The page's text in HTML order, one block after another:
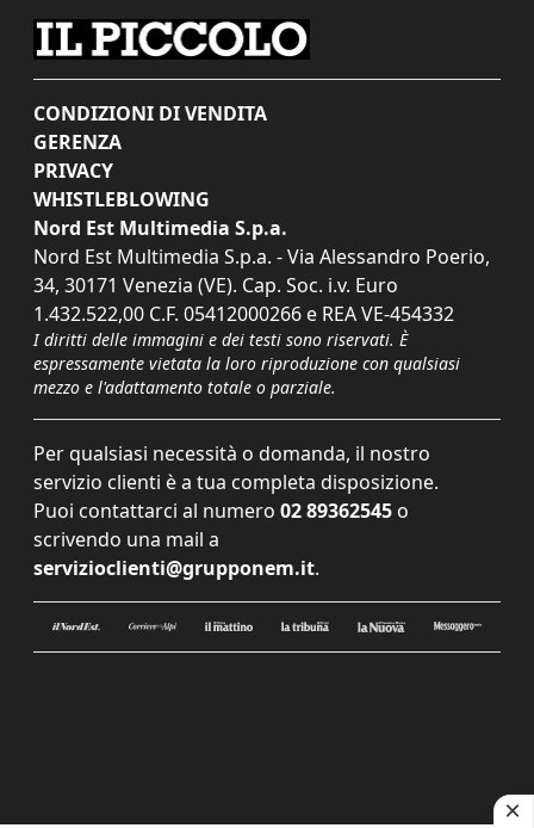
CONDIZIONI DI VENDITA
GERENZA
PRIVACY
WHISTLEBLOWING
Nord Est Multimedia S.p.a.
Nord Est Multimedia S.p.a. - Via Alessandro Poerio,
34, 30171 Venezia (VE). Cap. Soc. i.v. Euro
1.432.522,00 C.F. 05412000266 e REA VE-454332
I diritti delle immagini e dei testi sono riservati. È
espressamente vietata la loro riproduzione con qualsiasi
mezzo e l'adattamento totale o parziale.
Per qualsiasi necessità o domanda, il nostro
servizio clienti è a tua completa disposizione.
Puoi contattarci al numero 02 89362545 o
scrivendo una mail a
servizioclienti@grupponem.it.